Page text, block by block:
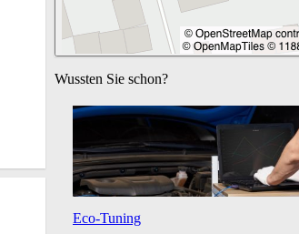
Wussten Sie schon?
Eco-Tuning